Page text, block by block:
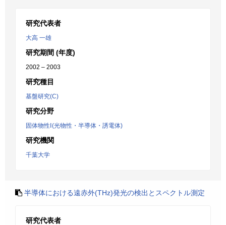
研究代表者
大高 一雄
研究期間 (年度)
2002 – 2003
研究種目
基盤研究(C)
研究分野
固体物性Ⅰ(光物性・半導体・誘電体)
研究機関
千葉大学
半導体における遠赤外(THz)発光の検出とスペクトル測定
研究代表者